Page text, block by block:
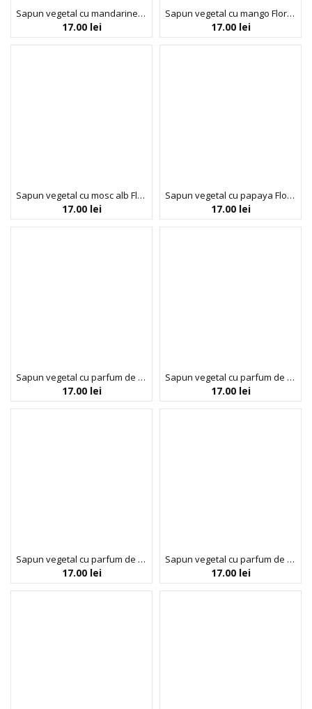
Sapun vegetal cu mandarine Florinda, 100 g La Dispensa
17.00 lei
Sapun vegetal cu mango Florinda, 100 g La Dispensa
17.00 lei
Sapun vegetal cu mosc alb Florinda, 100 g La Dispensa
17.00 lei
Sapun vegetal cu papaya Florinda, 100 g La Dispensa
17.00 lei
Sapun vegetal cu parfum de calicantus, Florinda, 100 g La Dispensa
17.00 lei
Sapun vegetal cu parfum de flori de bergamota, Florinda, 100 g La Dispensa
17.00 lei
Sapun vegetal cu parfum de frezie, Florinda, 100 g La Dispensa
17.00 lei
Sapun vegetal cu parfum de mure si mosc, Florinda, 100 g La Dispensa
17.00 lei